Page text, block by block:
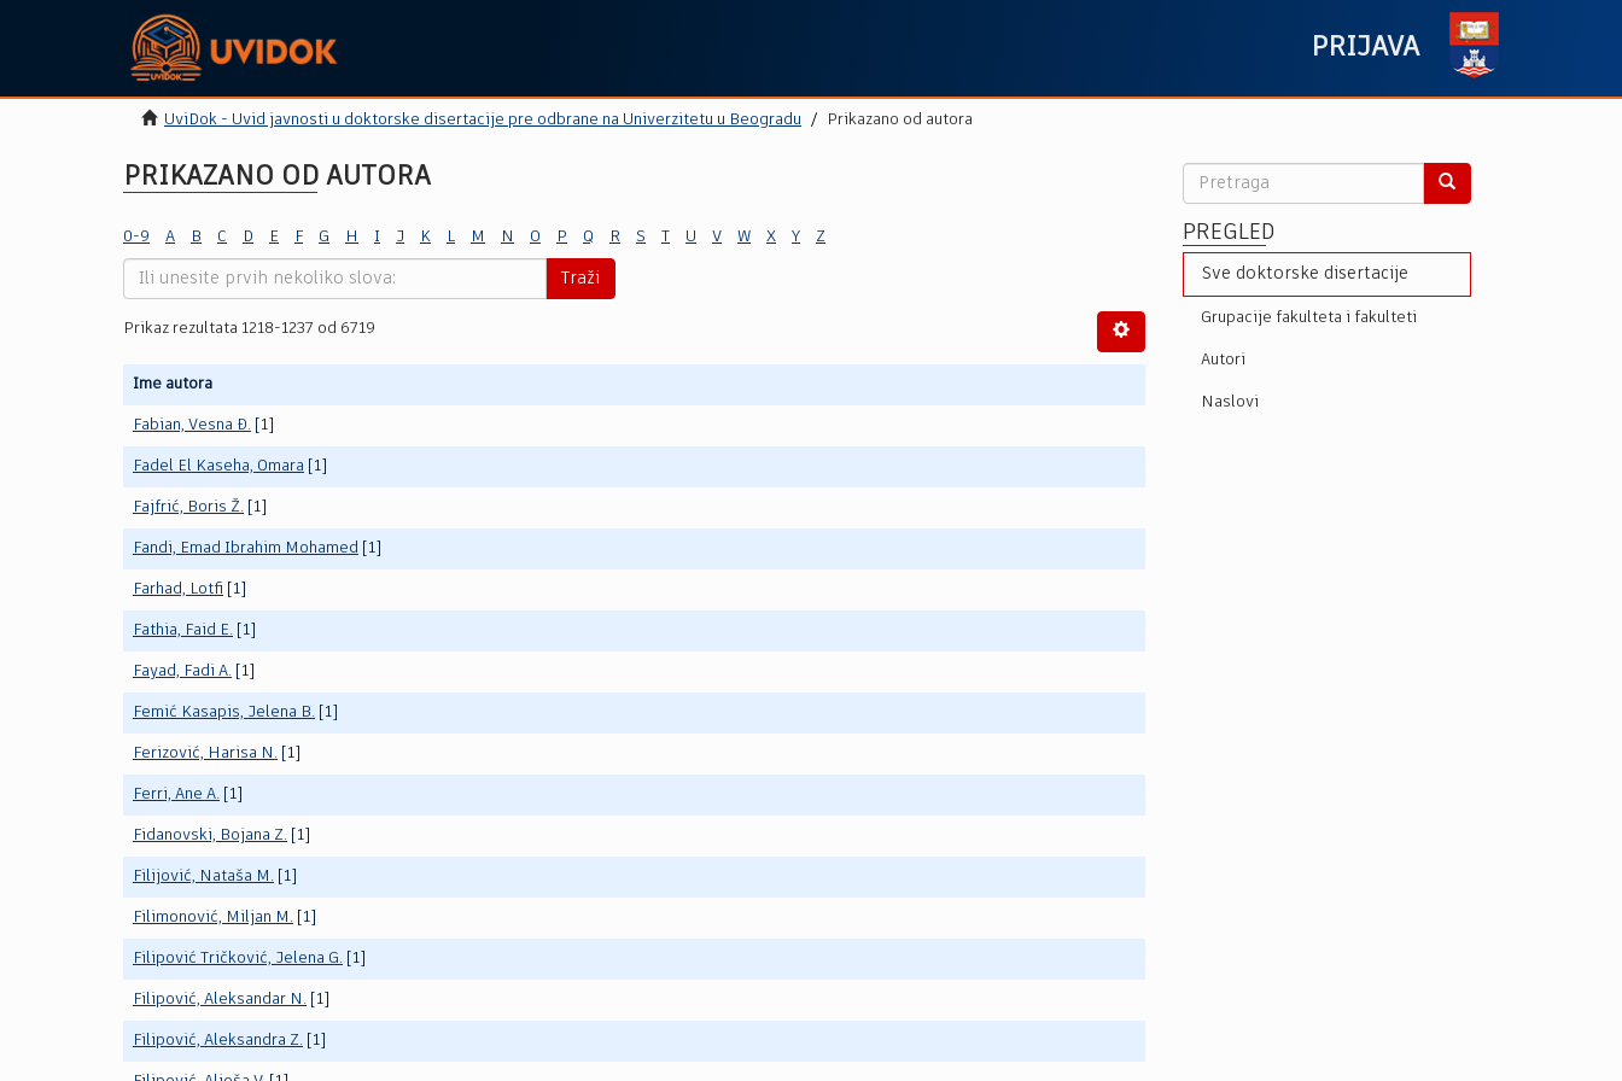
PRIJAVA
UviDok - Uvid javnosti u doktorske disertacije pre odbrane na Univerzitetu u Beogradu Prikazano od autora
PRIKAZANO OD AUTORA
0-9 A B C D E F G H I J K L M N O P Q R S T U V W X Y Z
Traži
Prikaz rezultata 1218-1237 od 6719
Ime autora
Fabian, Vesna Đ. [1]
Fadel El Kaseha, Omara [1]
Fajfrić, Boris Ž. [1]
Fandi, Emad Ibrahim Mohamed [1]
Farhad, Lotfi [1]
Fathia, Faid E. [1]
Fayad, Fadi A. [1]
Femić Kasapis, Jelena B. [1]
Ferizović, Harisa N. [1]
Ferri, Ane A. [1]
Fidanovski, Bojana Z. [1]
Filijović, Nataša M. [1]
Filimonović, Miljan M. [1]
Filipović Tričković, Jelena G. [1]
Filipović, Aleksandar N. [1]
Filipović, Aleksandra Z. [1]
PREGLED
Sve doktorske disertacije
Grupacije fakulteta i fakulteti
Autori
Naslovi